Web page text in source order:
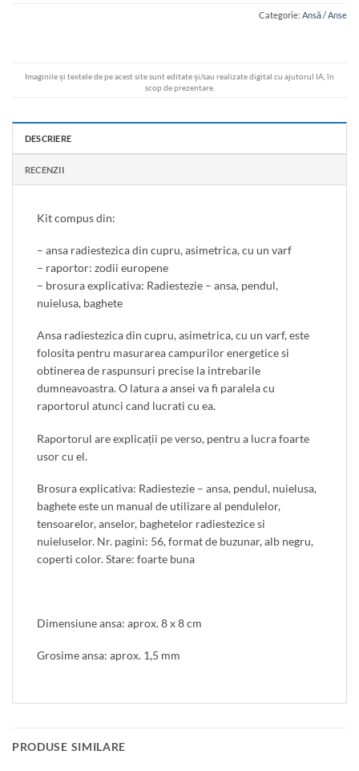
Categorie: Ansă / Anse
Imaginile și textele de pe acest site sunt editate și/sau realizate digital cu ajutorul IA, în
scop de prezentare.
DESCRIERE
RECENZII
Kit compus din:
– ansa radiestezica din cupru, asimetrica, cu un varf
– raportor: zodii europene
– brosura explicativa: Radiestezie – ansa, pendul,
nuielusa, baghete
Ansa radiestezica din cupru, asimetrica, cu un varf, este
folosita pentru masurarea campurilor energetice si
obtinerea de raspunsuri precise la intrebarile
dumneavoastra. O latura a ansei va fi paralela cu
raportorul atunci cand lucrati cu ea.
Raportorul are explicații pe verso, pentru a lucra foarte
usor cu el.
Brosura explicativa: Radiestezie – ansa, pendul, nuielusa,
baghete este un manual de utilizare al pendulelor,
tensoarelor, anselor, baghetelor radiestezice si
nuieluselor. Nr. pagini: 56, format de buzunar, alb negru,
coperti color. Stare: foarte buna
Dimensiune ansa: aprox. 8 x 8 cm
Grosime ansa: aprox. 1,5 mm
PRODUSE SIMILARE